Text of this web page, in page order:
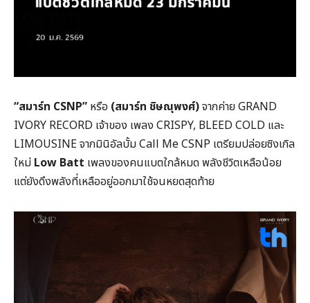
“สมาร์ท CSNP” หรือ (สมาร์ท ชิษณุพงศ์)จากค่าย GRAND
IVORY RECORD เจ้าของ เพลง CRISPY, BLEED COLD และ
LIMOUSINE จากมินิอัลบั้ม Call Me CSNP เตรียมปล่อยซิงเกิล
ใหม่ Low Batt เพลงของคนแบตใกล้หมด พลังชีวิตเหลือน้อย
แต่ยังดึงพลังที่เหลืออยู่ออกมาใช้จนหยดสุดท้าย